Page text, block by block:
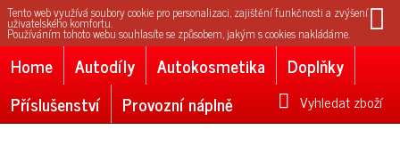
Tento web využívá soubory cookie pro personalizaci, zajištění funkčnosti a zvýšení
uživatelského komfortu.
Používáním tohoto webu souhlasíte se způsobem, jakým s cookies nakládáme.
Home Autodíly Autokosmetika
Doplňky
Příslušenství
Provozní náplně Vyhledat zboží